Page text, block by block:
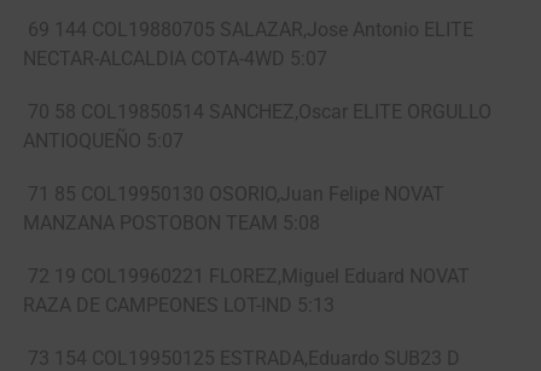
69 144 COL19880705 SALAZAR,Jose Antonio ELITE
NECTAR-ALCALDIA COTA-4WD 5:07
70 58 COL19850514 SANCHEZ,Oscar ELITE ORGULLO
ANTIOQUEÑO 5:07
71 85 COL19950130 OSORIO,Juan Felipe NOVAT
MANZANA POSTOBON TEAM 5:08
72 19 COL19960221 FLOREZ,Miguel Eduard NOVAT
RAZA DE CAMPEONES LOT-IND 5:13
73 154 COL19950125 ESTRADA,Eduardo SUB23 D